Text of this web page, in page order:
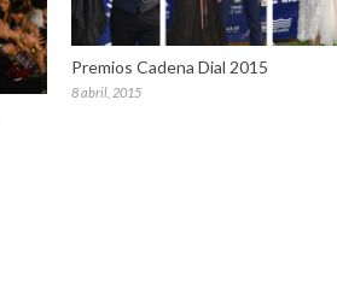
Premios Cadena Dial 2015
8 abril, 2015